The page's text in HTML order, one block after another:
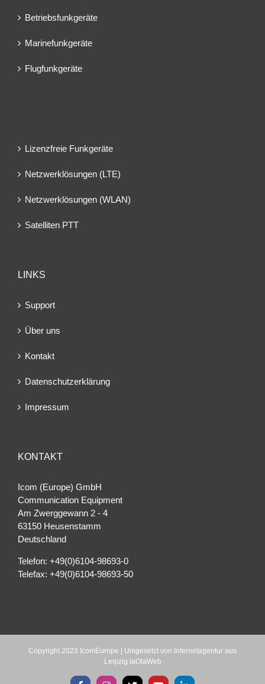
Betriebsfunkgeräte
Marinefunkgeräte
Flugfunkgeräte
Lizenzfreie Funkgeräte
Netzwerklösungen (LTE)
Netzwerklösungen (WLAN)
Satelliten PTT
LINKS
Support
Über uns
Kontakt
Datenschutzerklärung
Impressum
KONTAKT
Icom (Europe) GmbH
Communication Equipment
Am Zwerggewann 2 ‐ 4
63150 Heusenstamm
Deutschland
Telefon: +49(0)6104-98693-0
Telefax: +49(0)6104-98693-50
Copyright 2023 IcomEurope | Umgesetzt von Internetagentur aus
Leipzig laOlaWeb